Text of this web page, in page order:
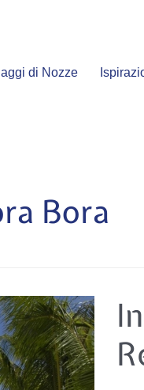
di Nozze
Bora
&